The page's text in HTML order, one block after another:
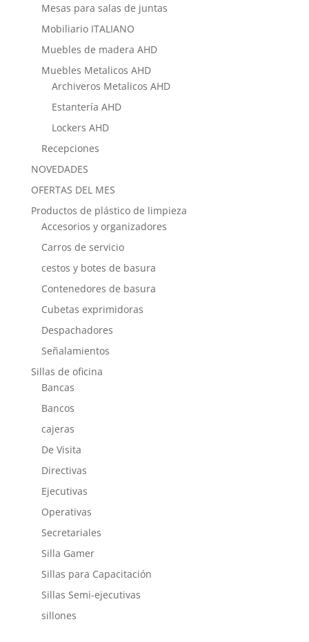
Mesas para salas de juntas
Mobiliario ITALIANO
Muebles de madera AHD
Muebles Metalicos AHD
Archiveros Metalicos AHD
Estantería AHD
Lockers AHD
Recepciones
NOVEDADES
OFERTAS DEL MES
Productos de plástico de limpieza
Accesorios y organizadores
Carros de servicio
cestos y botes de basura
Contenedores de basura
Cubetas exprimidoras
Despachadores
Señalamientos
Sillas de oficina
Bancas
Bancos
cajeras
De Visita
Directivas
Ejecutivas
Operativas
Secretariales
Silla Gamer
Sillas para Capacitación
Sillas Semi-ejecutivas
sillones